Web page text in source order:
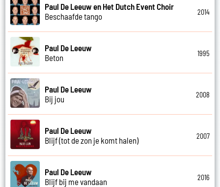
Paul De Leeuw en Het Dutch Event Choir
Beschaafde tango
2014
Paul De Leeuw
Beton
1995
Paul De Leeuw
Bij jou
2008
Paul De Leeuw
Blijf (tot de zon je komt halen)
2007
Paul De Leeuw
Blijf bij me vandaan
2016